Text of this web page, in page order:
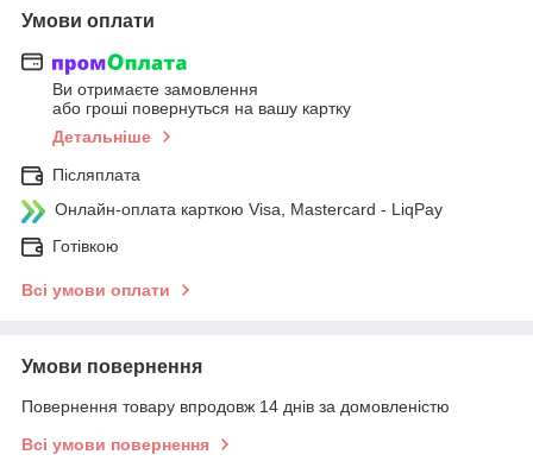
Умови оплати
Ви отримаєте замовлення
або гроші повернуться на вашу картку
Детальніше
Післяплата
Онлайн-оплата карткою Visa, Mastercard - LiqPay
Готівкою
Всі умови оплати
Умови повернення
Повернення товару впродовж 14 днів за домовленістю
Всі умови повернення